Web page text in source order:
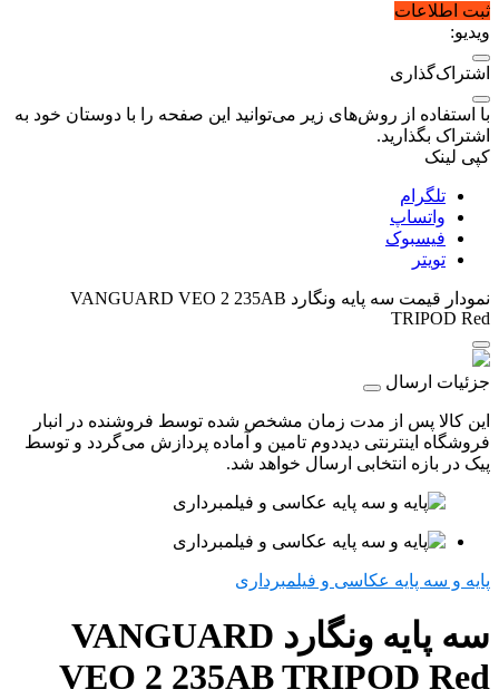
ثبت اطلاعات
ویدیو:
اشتراک‌گذاری
با استفاده از روش‌های زیر می‌توانید این صفحه را با دوستان خود به
اشتراک بگذارید.
کپی لینک
تلگرام
واتساپ
فیسبوک
تویتر
نمودار قیمت
سه پایه ونگارد VANGUARD VEO 2 235AB
TRIPOD Red
جزئیات ارسال
این کالا پس از مدت زمان مشخص شده توسط فروشنده در انبار
فروشگاه اینترنتی دیددوم تامین و آماده پردازش می‌گردد و توسط
پیک در بازه انتخابی ارسال خواهد شد.
پایه و سه پایه عکاسی و فیلمبرداری
سه پایه ونگارد VANGUARD
VEO 2 235AB TRIPOD Red